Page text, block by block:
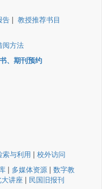
告 | 教授推荐书目
阅方法
、期刊预约
索与利用 | 校外访问
| 多媒体资源 | 数字教
讲座 | 民国旧报刊